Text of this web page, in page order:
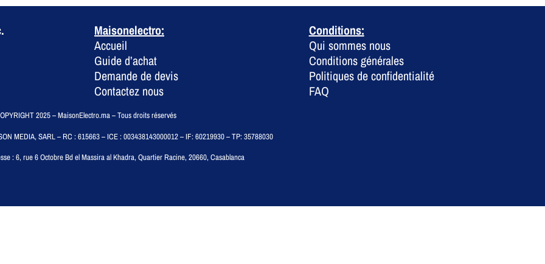
Maisonelectro:
Accueil
Guide d’achat
Demande de devis
Contactez nous
Conditions:
Qui sommes nous
Conditions générales
Politiques de confidentialité
FAQ
2025 – MaisonElectro.ma – Tous droits réservés
MEDIA, SARL – RC : 615663 – ICE : 003438143000012 – IF: 60219930 – TP: 35788030
:6, rue 6 Octobre Bd el Massira al Khadra, Quartier Racine, 20660, Casablanca